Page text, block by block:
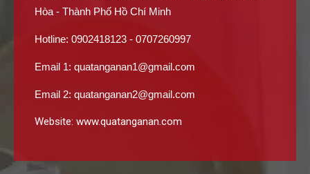
Hòa - Thành Phố Hồ Chí Minh
Hotline: 0902418123 - 0707260997
Email 1: quatanganan1@gmail.com
Email 2: quatanganan2@gmail.com
Website: www.quatanganan.com